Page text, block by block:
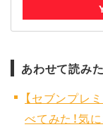
あわせて読み
【セブンプレ
べてみた！気